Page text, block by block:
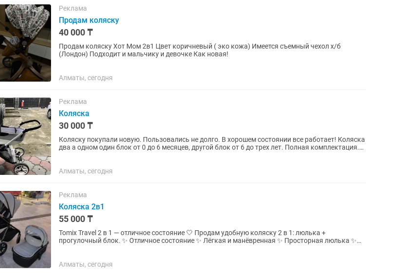
Реклама
Продам коляску
40 000 ₸
Продам коляску Хот Мом 2в1 Цвет коричневый ( эко кожа) Имеется съемный чехол х/б
(Лондон) Подходит и мальчику и девочке Как новая!
Алматы, сегодня
Реклама
Коляска
30 000 ₸
Коляску покупали новую. Пользовались не долго. В хорошем состоянии все работает! Коляска
два а одном один блок от 0 до 6 месяцев, другой блок от 6 до трех лет. Полная комплектация.
Алматы, сегодня
Реклама
Коляска 2в1
55 000 ₸
Tomix Travel 2 в 1 — отличное состояние 🤍 Продам удобную коляску 2 в 1: люлька +
прогулочный блок. ✨ Отличное состояние ✨ Лёгкая и манёвренная ✨ Просторная люлька ✨
Алматы, сегодня